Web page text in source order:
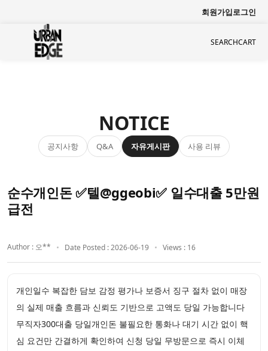
회원가입로그인
SEARCHCART
NOTICE
공지사항 Q&A 자유게시판 사용 리뷰
순수개인돈 ✅텔@ggeobi✅ 일수대출 5만원
급전
Author : 오** Date Posted : 2026-06-19 Views : 16
개인일수 복잡한 담보 감정 평가나 보증서 징구 절차 없이 매장
의 실제 매출 흐름과 신뢰도 기반으로 고액도 당일 가능합니다
무직자300대출 당일개인돈 불필요한 통화나 대기 시간 없이 핵
심 요건만 간결하게 확인하여 신청 당일 무방문으로 즉시 이체